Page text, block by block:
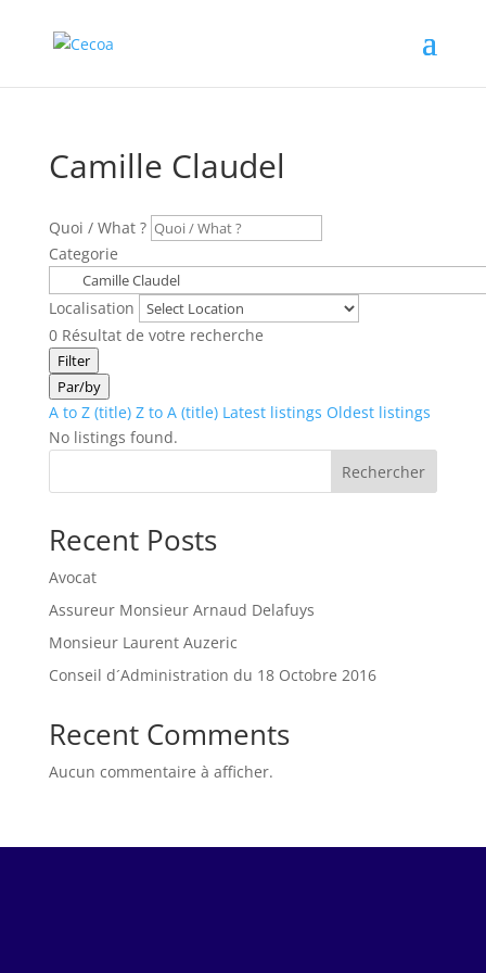
Camille Claudel
Quoi / What ?
Categorie
Localisation
0Résultat de votre recherche
Filter
Par/by
A to Z (title) Z to A (title) Latest listings Oldest listings
No listings found.
Rechercher
Recent Posts
Avocat
Assureur Monsieur Arnaud Delafuys
Monsieur Laurent Auzeric
Conseil d´Administration du 18 Octobre 2016
Recent Comments
Aucun commentaire à afficher.